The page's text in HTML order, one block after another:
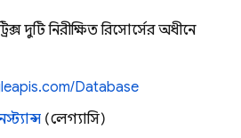
দুটি নিরীক্ষিত রিসোর্সের অধীনে
Database
(লেগ্যাসি)